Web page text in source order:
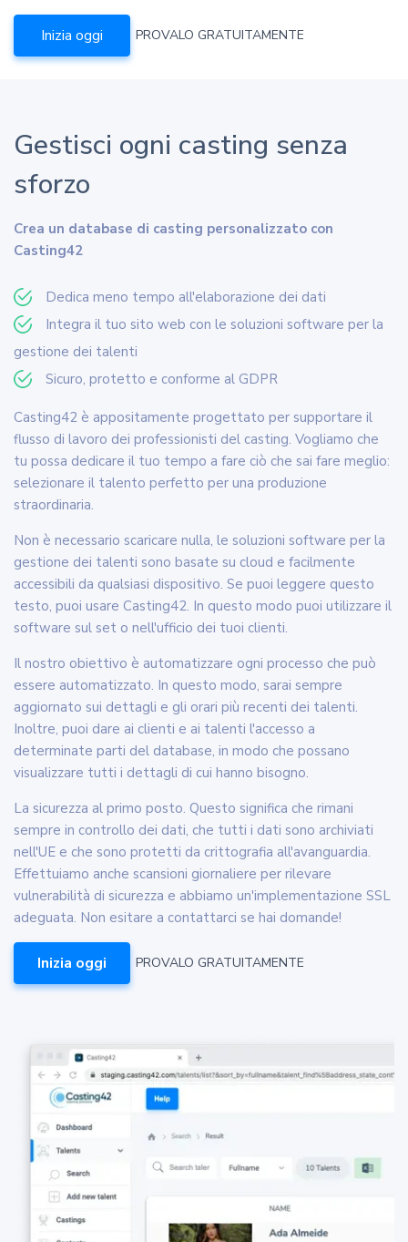
Inizia oggi PROVALO GRATUITAMENTE
Gestisci ogni casting senza
sforzo
Crea un database di casting personalizzato con
Casting42
Dedica meno tempo all'elaborazione dei dati
Integra il tuo sito web con le soluzioni software per la
gestione dei talenti
Sicuro, protetto e conforme al GDPR
Casting42 è appositamente progettato per supportare il
flusso di lavoro dei professionisti del casting. Vogliamo che
tu possa dedicare il tuo tempo a fare ciò che sai fare meglio:
selezionare il talento perfetto per una produzione
straordinaria.
Non è necessario scaricare nulla, le soluzioni software per la
gestione dei talenti sono basate su cloud e facilmente
accessibili da qualsiasi dispositivo. Se puoi leggere questo
testo, puoi usare Casting42. In questo modo puoi utilizzare il
software sul set o nell'ufficio dei tuoi clienti.
Il nostro obiettivo è automatizzare ogni processo che può
essere automatizzato. In questo modo, sarai sempre
aggiornato sui dettagli e gli orari più recenti dei talenti.
Inoltre, puoi dare ai clienti e ai talenti l'accesso a
determinate parti del database, in modo che possano
visualizzare tutti i dettagli di cui hanno bisogno.
La sicurezza al primo posto. Questo significa che rimani
sempre in controllo dei dati, che tutti i dati sono archiviati
nell'UE e che sono protetti da crittografia all'avanguardia.
Effettuiamo anche scansioni giornaliere per rilevare
vulnerabilità di sicurezza e abbiamo un'implementazione SSL
adeguata. Non esitare a contattarci se hai domande!
Inizia oggi PROVALO GRATUITAMENTE